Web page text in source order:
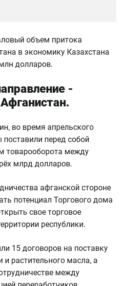
объем притока
в экономику Казахстана
долларов.
-
во время апрельского
перед собой
товарооборота между
млрд долларов.
афганской стороне
потенциал Торгового дома
свое торговое
республики.
15 договоров на поставку
и растительного масла, а
между